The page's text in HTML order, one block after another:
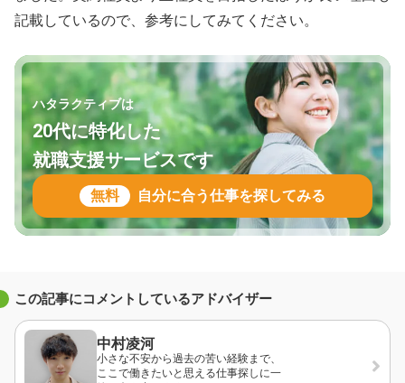
記載しているので、参考にしてみてください。
ハタラクティブは
20代に特化した
就職支援サービスです
無料 自分に合う仕事を探してみる
この記事にコメントしているアドバイザー
中村凌河
小さな不安から過去の苦い経験まで、
ここで働きたいと思える仕事探しに一